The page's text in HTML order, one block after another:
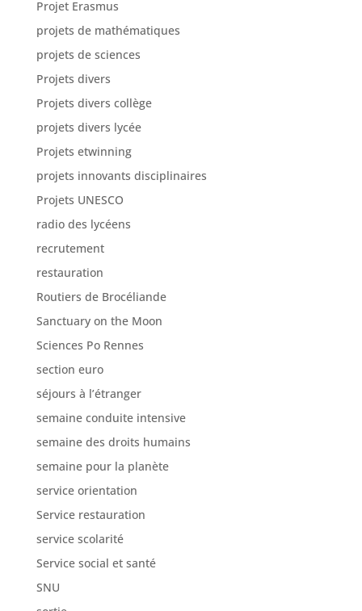
Projet Erasmus
projets de mathématiques
projets de sciences
Projets divers
Projets divers collège
projets divers lycée
Projets etwinning
projets innovants disciplinaires
Projets UNESCO
radio des lycéens
recrutement
restauration
Routiers de Brocéliande
Sanctuary on the Moon
Sciences Po Rennes
section euro
séjours à l’étranger
semaine conduite intensive
semaine des droits humains
semaine pour la planète
service orientation
Service restauration
service scolarité
Service social et santé
SNU